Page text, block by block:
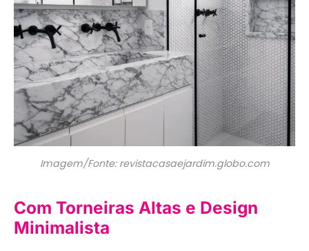
Imagem/Fonte: revistacasaejardim.globo.com
Com Torneiras Altas e Design
Minimalista